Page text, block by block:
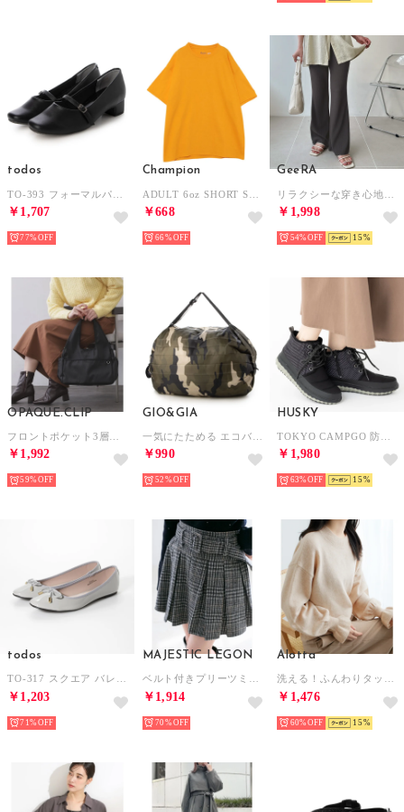
todos
￥1,707
77%
Champion
￥668
66%
GeeRA
￥1,998
54% 15
OPAQUE.CLIP
￥1,992
59%
GIO&GIA
￥990
52%
HUSKY
￥1,980
63% 15
todos
TO-317 スクエア バレエ パンプス （グレー）
￥1,203
71%
MAJESTIC LEGON
ベルト付きプリーツミニスカパン （グレー）
￥1,914
70%
Alotta
洗える！ふんわりタッチキャンディースリーブゆるニット （アイボリー）
￥1,476
60% 15